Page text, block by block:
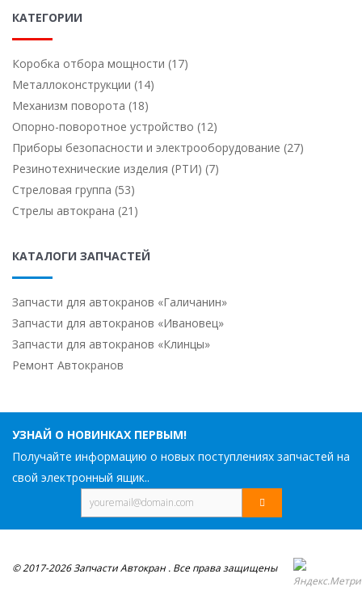
КАТЕГОРИИ
Коробка отбора мощности (17)
Металлоконструкции (14)
Механизм поворота (18)
Опорно-поворотное устройство (12)
Приборы безопасности и электрооборудование (27)
Резинотехнические изделия (РТИ) (7)
Стреловая группа (53)
Стрелы автокрана (21)
КАТАЛОГИ ЗАПЧАСТЕЙ
Запчасти для автокранов «Галичанин»
Запчасти для автокранов «Ивановец»
Запчасти для автокранов «Клинцы»
Ремонт Автокранов
УЗНАЙ О НОВИНКАХ ПЕРВЫМ!
Получайте информацию о новых поступлениях запчастей на
свой электронный ящик..
© 2017-2026 Запчасти Автокран . Все права защищены